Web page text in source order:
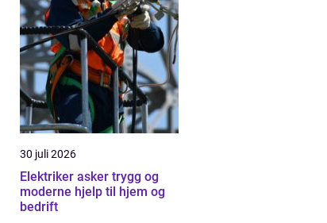
30 juli 2026
Elektriker asker trygg og
moderne hjelp til hjem og
bedrift